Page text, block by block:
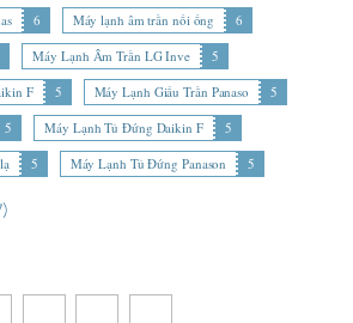
6 Máy lạnh âm trần nối ống
6
Máy Lạnh Âm Trần LG Inve
5
F
5 Máy Lạnh Giấu Trần Panaso
5
5 Máy Lạnh Tủ Đứng Daikin F
5
5 Máy Lạnh Tủ Đứng Panason 5